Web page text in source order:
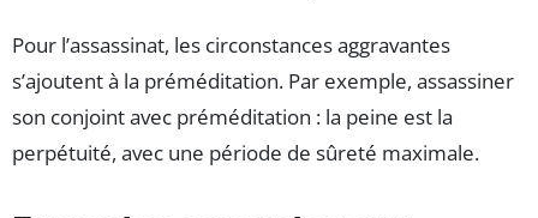
Pour l’assassinat, les circonstances aggravantes
s’ajoutent à la préméditation. Par exemple, assassiner
son conjoint avec préméditation : la peine est la
perpétuité, avec une période de sûreté maximale.